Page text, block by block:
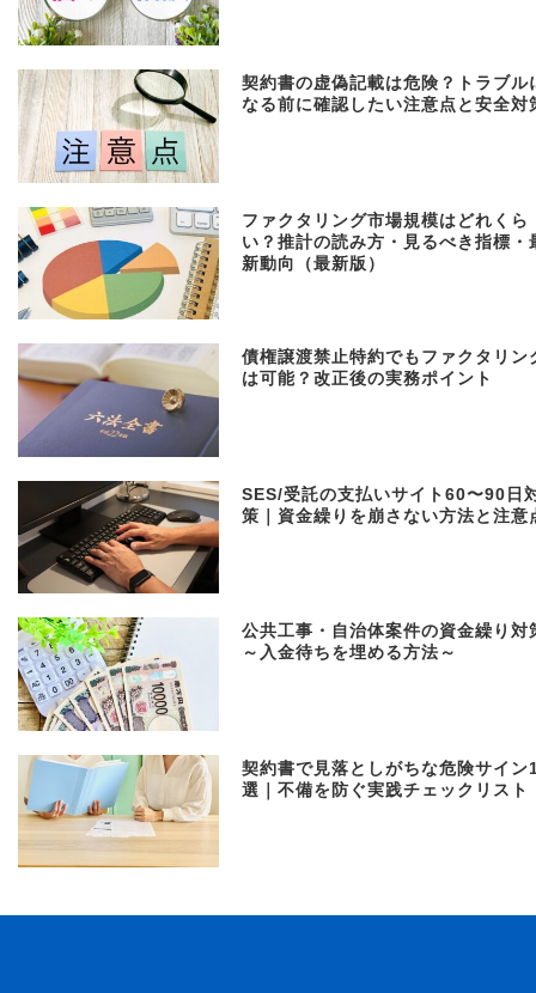
契約書の虚偽記載は危険？トラブル
なる前に確認したい注意点と安全対
ファクタリング市場規模はどれくら
い？推計の読み方・見るべき指標・
新動向（最新版）
債権譲渡禁止特約でもファクタリン
は可能？改正後の実務ポイント
SES/受託の支払いサイト60〜90日
策｜資金繰りを崩さない方法と注意
公共工事・自治体案件の資金繰り対
～入金待ちを埋める方法～
契約書で見落としがちな危険サイン
選｜不備を防ぐ実践チェックリスト